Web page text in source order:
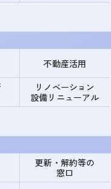
不動産活用
リノベーション
設備リニューアル
更新・解約等の
窓口